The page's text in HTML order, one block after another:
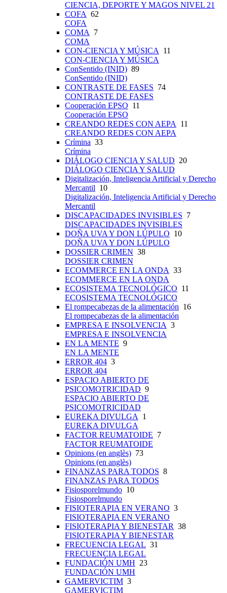
CIENCIA, DEPORTE Y MAGOS NIVEL 21
COFA 62
COFA
COMA
7
COMA
CON-CIENCIA Y MÚSICA
11
CON-CIENCIA Y MÚSICA
ConSentido (INID) 89
ConSentido (INID)
CONTRASTE DE FASES 74
CONTRASTE DE FASES
Cooperación EPSO 11
Cooperación EPSO
CREANDO REDES CON AEPA
11
CREANDO REDES CON AEPA
Crímina 33
Crímina
DIÁLOGO CIENCIA Y SALUD 20
DIÁLOGO CIENCIA Y SALUD
Digitalización, Inteligencia Artificial y Derecho
Mercantil 10
Digitalización, Inteligencia Artificial y Derecho
Mercantil
DISCAPACIDADES INVISIBLES 7
DISCAPACIDADES INVISIBLES
DOÑA UVA Y DON LÚPULO 10
DOÑA UVA Y DON LÚPULO
DOSSIER CRIMEN 38
DOSSIER CRIMEN
ECOMMERCE EN LA ONDA 33
ECOMMERCE EN LA ONDA
ECOSISTEMA TECNOLÓGICO 11
ECOSISTEMA TECNOLÓGICO
El rompecabezas de la alimentación 16
El rompecabezas de la alimentación
EMPRESA E INSOLVENCIA 3
EMPRESA E INSOLVENCIA
EN LA MENTE 9
EN LA MENTE
ERROR 404 3
ERROR 404
ESPACIO ABIERTO DE
PSICOMOTRICIDAD 9
ESPACIO ABIERTO DE
PSICOMOTRICIDAD
EUREKA DIVULGA
1
EUREKA DIVULGA
FACTOR REUMATOIDE 7
FACTOR REUMATOIDE
Opinions (en anglès) 73
Opinions (en anglès)
FINANZAS PARA TODOS 8
FINANZAS PARA TODOS
Fisiosporelmundo 10
Fisiosporelmundo
FISIOTERAPIA EN VERANO 3
FISIOTERAPIA EN VERANO
FISIOTERAPIA Y BIENESTAR 38
FISIOTERAPIA Y BIENESTAR
FRECUENCIA LEGAL 31
FRECUENCIA LEGAL
FUNDACIÓN UMH 23
FUNDACIÓN UMH
GAMERVICTIM 3
GAMERVICTIM